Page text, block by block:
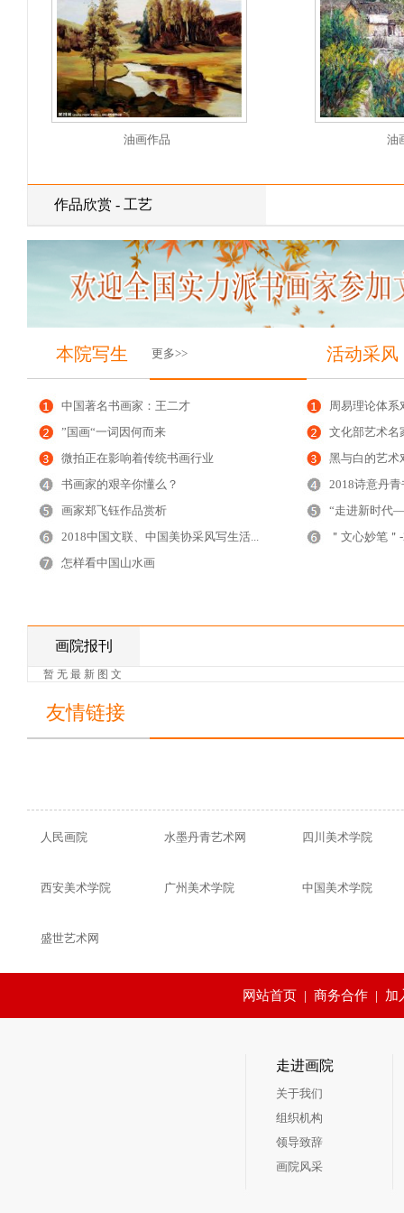
油画作品 油
作品欣赏 - 工艺
本院写生 更多>> 活动采风
中国著名书画家：王二才
”国画“一词因何而来
微拍正在影响着传统书画行业
书画家的艰辛你懂么？
画家郑飞钰作品赏析
2018中国文联、中国美协采风写生活...
怎样看中国山水画
周易理论体系
文化部艺术名
黑与白的艺
2018诗意丹
“走进新时代
＂文心妙笔
画院报刊
暂 无 最 新 图 文
友情链接
人民画院 水墨丹青艺术网 四川美术学院
西安美术学院 广州美术学院 中国美术学院
盛世艺术网
网站首页 | 商务合作 | 加
走进画院
关于我们
组织机构
领导致辞
画院风采